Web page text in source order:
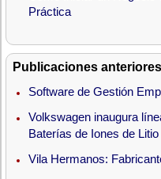
Práctica
Publicaciones
Software de Gestión
Volkswagen inaugura
Baterías de Iones de Litio
Vila Hermanos: